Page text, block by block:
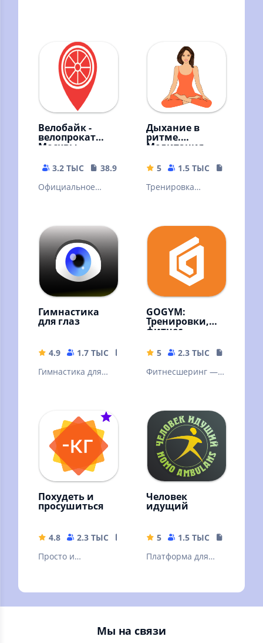
Велобайк -
велопрокат
Москвы
3.2 ТЫС
38.92 MB
Официальное
городского
велопроката
Дыхание в
ритме.
Медитация
5 1.5 ТЫС
Тренировка
здоровья. Дыхание
как медитация
Гимнастика
для глаз
4.9 1.7 ТЫС
13.69 MB
Гимнастика для
глаз и улучшения
зрения.
GOGYM:
Тренировки,
фитнес
5 2.3 ТЫС
Фитнесшеринг —
абонемента с
поминутной
оплатой.
Похудеть и
просушиться
4.8 2.3 ТЫС
24.69 MB
Просто и
без подсчётов, без
голода, без диет.
Человек
идущий
5 1.5 ТЫС
Платформа для
одиночных
соревнованиях по
Мы на связи